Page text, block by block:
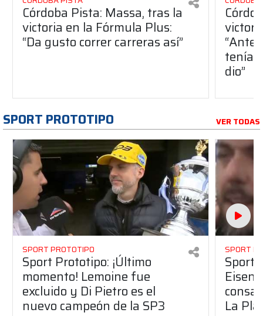
Córdoba Pista: Massa, tras la
victoria en la Fórmula Plus:
“Da gusto correr carreras así”
dio”
SPORT PROTOTIPO VER TODAS
SPORT PROTOTIPO
Sport Prototipo: ¡Último
momento! Lemoine fue
excluido y Di Pietro es el
nuevo campeón de la SP3
SPORT
Sport
La